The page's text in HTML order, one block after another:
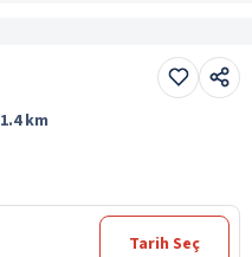
1.4 km
Tarih Seç